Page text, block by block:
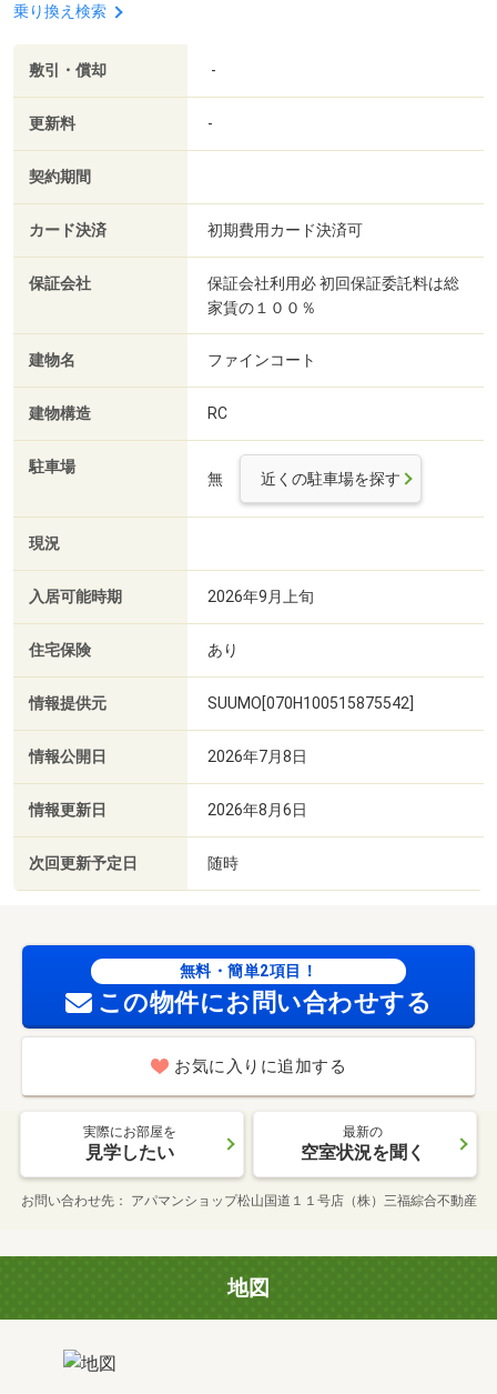
乗り換え検索
敷引・償却 -
更新料 -
契約期間
カード決済 初期費用カード決済可
保証会社
保証会社利用必 初回保証委託料は総
家賃の１００％
建物名 ファインコート
建物構造 RC
駐車場
無 近くの駐車場を探す
現況
入居可能時期 2026年9月上旬
住宅保険 あり
情報提供元 SUUMO[070H100515875542]
情報公開日 2026年7月8日
情報更新日 2026年8月6日
次回更新予定日 随時
無料・簡単2項目！
この物件にお問い合わせする
お気に入りに追加する
実際にお部屋を
見学したい
最新の
空室状況を聞く
お問い合わせ先 アパマンショップ松山国道１１号店（株）三福綜合不動産
地図